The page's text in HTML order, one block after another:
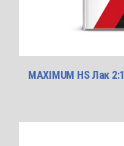
MAXIMUM HS Лак 2:1